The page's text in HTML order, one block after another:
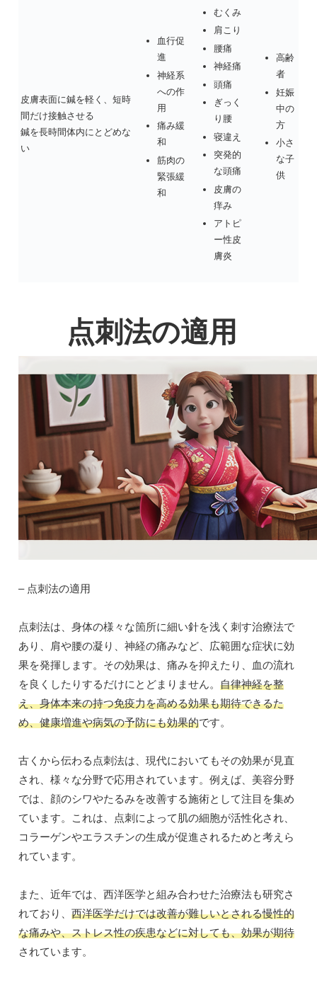
皮膚表面に鍼を軽く、短時
間だけ接触させる
鍼を長時間体内にとどめな
い
血行促
進
神経系
への作
用
痛み緩
和
筋肉の
緊張緩
和
むくみ
肩こり
腰痛
神経痛
頭痛
ぎっく
り腰
寝違え
突発的
な頭痛
皮膚の
痒み
アトピ
ー性皮
膚炎
高齢
者
妊娠
中の
方
小さ
な子
供
点刺法の適用
– 点刺法の適用
点刺法は、身体の様々な箇所に細い針を浅く刺す治療法で
あり、肩や腰の凝り、神経の痛みなど、広範囲な症状に効
果を発揮します。その効果は、痛みを抑えたり、血の流れ
を良くしたりするだけにとどまりません。 自律神経を整
え、身体本来の持つ免疫力を高める効果も期待できるた
め、健康増進や病気の予防にも効果的です。
古くから伝わる点刺法は、現代においてもその効果が見直
され、様々な分野で応用されています。例えば、美容分野
では、顔のシワやたるみを改善する施術として注目を集め
ています。これは、点刺によって肌の細胞が活性化され、
コラーゲンやエラスチンの生成が促進されるためと考えら
れています。
また、近年では、西洋医学と組み合わせた治療法も研究さ
れており、 西洋医学だけでは改善が難しいとされる慢性的
な痛みや、ストレス性の疾患などに対しても、効果が期待
されています。